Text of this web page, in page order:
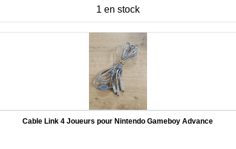
1 en stock
Cable Link 4 Joueurs pour Nintendo Gameboy Advance